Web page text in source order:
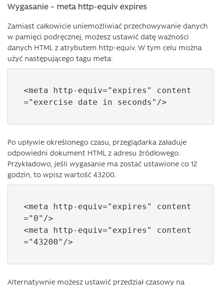
Wygasanie – meta http-equiv expires
Zamiast całkowicie uniemożliwiać przechowywanie danych
w pamięci podręcznej, możesz ustawić datę ważności
danych HTML z atrybutem http-equiv. W tym celu można
użyć następującego tagu meta:
<meta http-equiv="expires" content
="exercise date in seconds"/>
Po upływie określonego czasu, przeglądarka załaduje
odpowiedni dokument HTML z adresu źródłowego.
Przykładowo, jeśli wygasanie ma zostać ustawione co 12
godzin, to wpisz wartość 43200.
<meta http-equiv="expires" content
="0"/>
<meta http-equiv="expires" content
="43200"/>
Alternatywnie możesz ustawić przedział czasowy na